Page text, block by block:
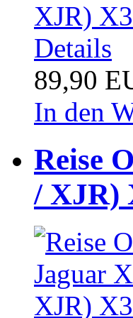
Details
89,90
In den
Reise
/ XJR)